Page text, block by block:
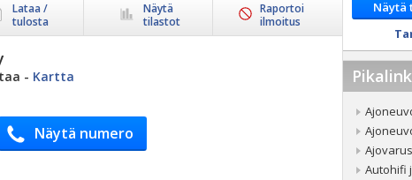
Lataa /
tulosta
Näytä
tilastot
Raportoi
ilmoitus
- Kartta
Näytä numero
Autohifi